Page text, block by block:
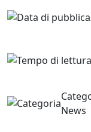
News